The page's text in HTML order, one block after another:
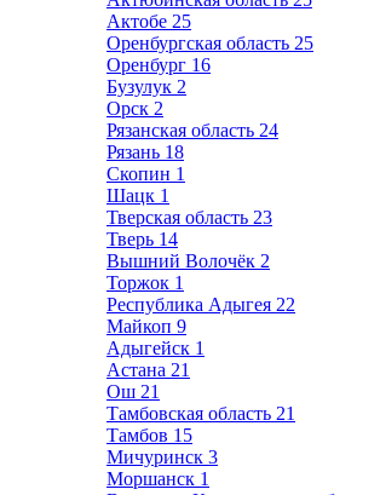
Актобе 25
Оренбургская область 25
Оренбург 16
Бузулук 2
Орск 2
Рязанская область 24
Рязань 18
Скопин 1
Шацк 1
Тверская область 23
Тверь 14
Вышний Волочёк 2
Торжок 1
Республика Адыгея 22
Майкоп 9
Адыгейск 1
Астана 21
Ош 21
Тамбовская область 21
Тамбов 15
Мичуринск 3
Моршанск 1